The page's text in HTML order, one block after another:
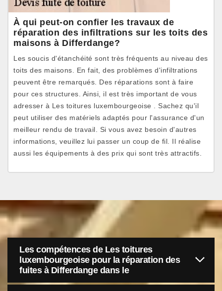
À qui peut-on confier les travaux de
réparation des infiltrations sur les toits des
maisons à Differdange?
Les soucis d'étanchéité sont très fréquents au niveau des
toits des maisons. En fait, des problèmes d'infiltrations
peuvent être remarqués. Des réparations sont à faire
pour ces structures. Ainsi, il est très important de vous
adresser à Les toitures luxembourgeoise . Sachez qu'il
peut utiliser des matériels adaptés pour l'assurance d'un
meilleur rendu de travail. Si vous avez besoin d'autres
informations, veuillez lui passer un coup de fil. Il réalise
aussi les équipements à des prix qui sont très attractifs.
Les compétences de Les toitures
luxembourgeoise pour la réparation des
fuites à Differdange dans le